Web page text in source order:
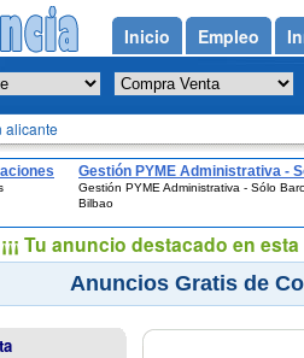
alicante
Gestión PYME Administrativa -
Barcelona y Bilbao
Gestión PYME Administrativa - Sólo
Bilbao
Anuncios Gratis de
Inicio Empleo
¡¡¡ Tu anuncio destacado en